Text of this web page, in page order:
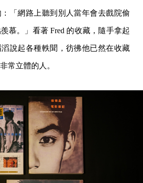
「網路上聽到別人當年會去戲院偷
慕。」看著 Fred 的收藏，隨手拿起
說起各種軼聞，彷彿他已然在收藏
常立體的人。